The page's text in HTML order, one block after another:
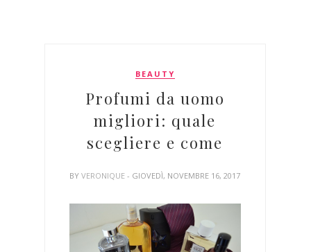
BEAUTY
Profumi da uomo
migliori: quale
scegliere e come
BYVERONIQUE- GIOVEDÌ, NOVEMBRE 16, 2017